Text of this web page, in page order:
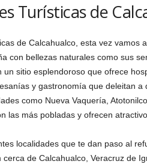
Turísticas de
de Calcahualco, esta vez vamos
con bellezas naturales como sus
un sitio esplendoroso que ofrece
y gastronomía que deleitan a
como Nueva Vaquería,
las más pobladas y ofrecen
localidades que te dan paso al
cerca de Calcahualco, Veracruz de